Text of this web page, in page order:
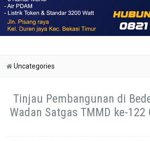
Uncategories
Tinjau Pembangunan di
Wadan Satgas TMMD ke-